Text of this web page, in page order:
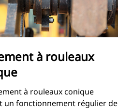
à rouleaux
à rouleaux conique
un fonctionnement régulier de